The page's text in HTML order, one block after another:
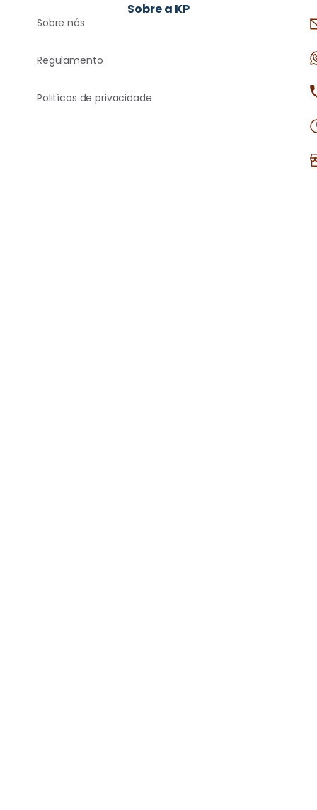
Sobre a KP
Sobre nós
Regulamento
Politícas de privacidade